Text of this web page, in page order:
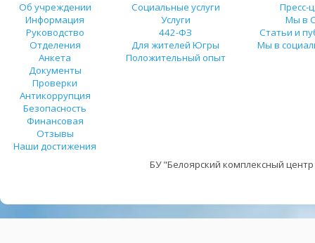
Об учреждении
Информация
Руководство
Отделения
Анкета
Документы
Проверки
Антикоррупция
Безопасность
Финансовая
Отзывы
Наши достижения
Социальные услуги
Услуги
442-ФЗ
Для жителей Югры
Положительный опыт
Пресс-
Мы в
Статьи и
Мы в
БУ "Белоярский комплексный